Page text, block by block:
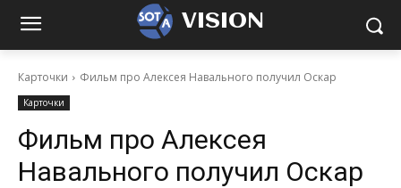
VISION
Карточки Фильм про Алексея Навального получил Оскар
Карточки
Фильм про Алексея
Навального получил Оскар